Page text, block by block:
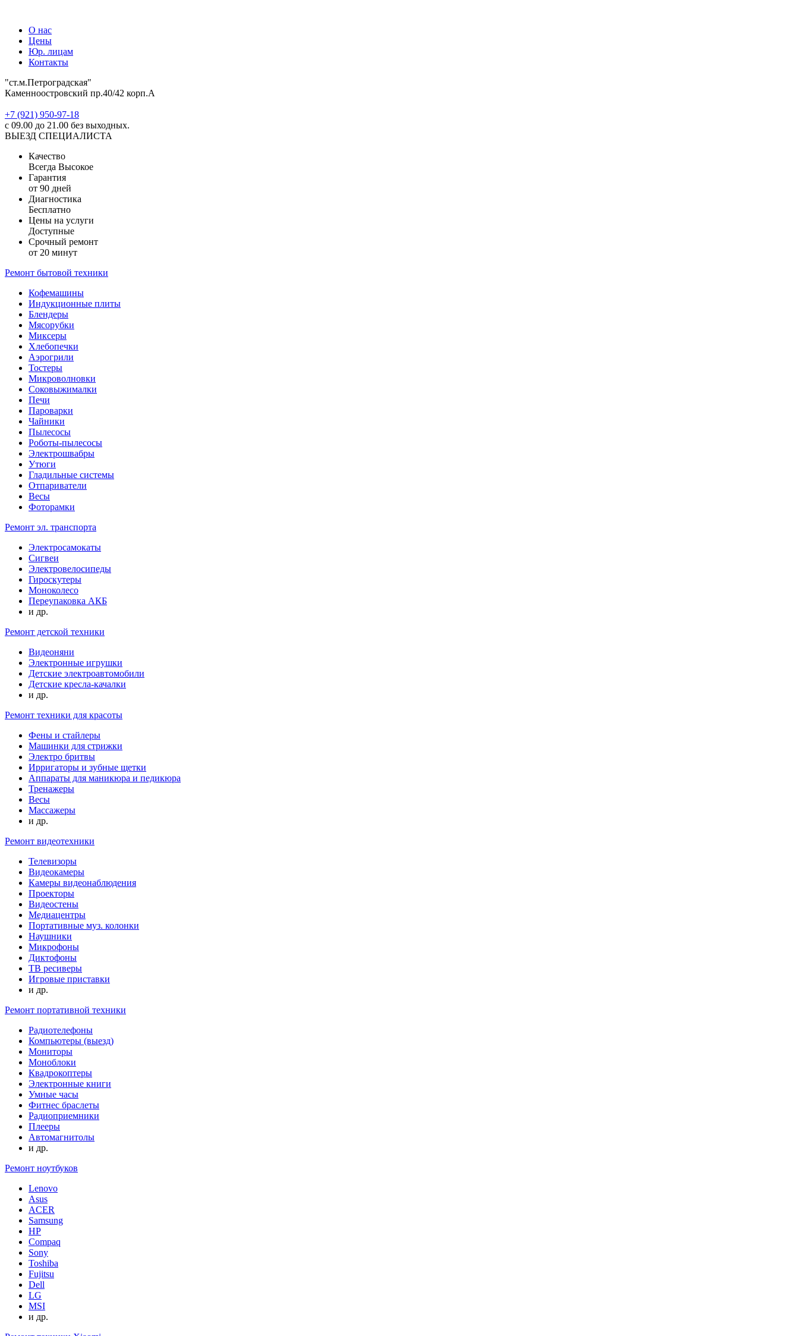
О нас
Цены
Юр. лицам
Контакты
"ст.м.Петроградская"
Каменноостровский пр.40/42 корп.А
‎+7 (921) 950-97-18
с 09.00 до 21.00 без выходных.
ВЫЕЗД СПЕЦИАЛИСТА
Качество
Всегда Высокое
Гарантия
от 90 дней
Диагностика
Бесплатно
Цены на услуги
Доступные
Срочный ремонт
от 20 минут
Ремонт бытовой техники
Кофемашины
Индукционные плиты
Блендеры
Мясорубки
Миксеры
Хлебопечки
Аэрогрили
Тостеры
Микроволновки
Соковыжималки
Печи
Пароварки
Чайники
Пылесосы
Роботы-пылесосы
Электрошвабры
Утюги
Гладильные системы
Отпариватели
Весы
Фоторамки
Ремонт эл. транспорта
Электросамокаты
Сигвеи
Электровелосипеды
Гироскутеры
Моноколесо
Переупаковка АКБ
и др.
Ремонт детской техники
Видеоняни
Электронные игрушки
Детские электроавтомобили
Детские кресла-качалки
и др.
Ремонт техники для красоты
Фены и стайлеры
Машинки для стрижки
Электро бритвы
Ирригаторы и зубные щетки
Аппараты для маникюра и педикюра
Тренажеры
Весы
Массажеры
и др.
Ремонт видеотехники
Телевизоры
Видеокамеры
Камеры видеонаблюдения
Проекторы
Видеостены
Медиацентры
Портативные муз. колонки
Наушники
Микрофоны
Диктофоны
ТВ ресиверы
Игровые приставки
и др.
Ремонт портативной техники
Радиотелефоны
Компьютеры (выезд)
Мониторы
Моноблоки
Квадрокоптеры
Электронные книги
Умные часы
Фитнес браслеты
Радиоприемники
Плееры
Автомагнитолы
и др.
Ремонт ноутбуков
Lenovo
Asus
ACER
Samsung
HP
Compaq
Sony
Toshiba
Fujitsu
Dell
LG
MSI
и др.